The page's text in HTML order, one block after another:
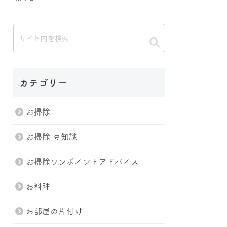
カテゴリー
お掃除
お掃除 豆知識
お掃除ワンポイントアドバイス
お料理
お部屋の片付け